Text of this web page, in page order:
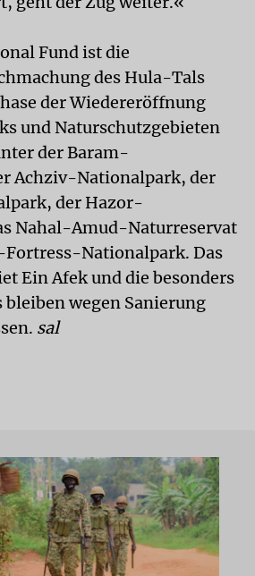
Fund ist die
des Hula-Tals
der Wiedereröffnung
und Naturschutzgebieten
der Baram-
Achziv-Nationalpark, der
der Hazor-
Nahal-Amud-Naturreservat
Nationalpark. Das
Ein Afek und die besonders
bleiben wegen Sanierung
sal